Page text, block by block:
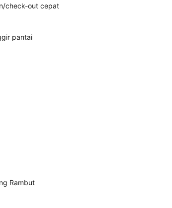
check-out cepat
pantai
Rambut